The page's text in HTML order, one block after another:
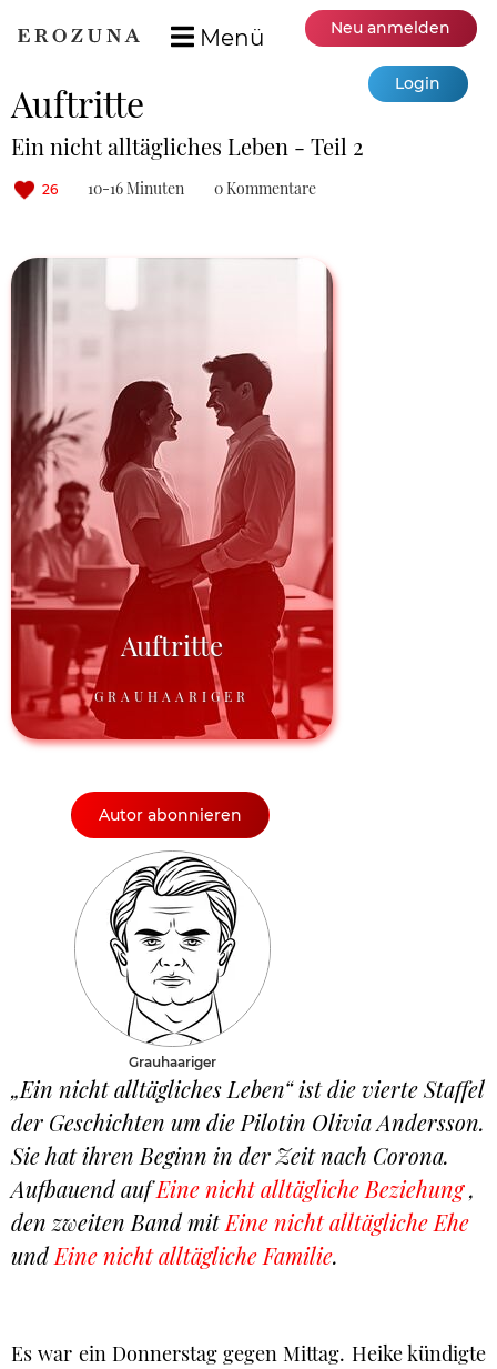
Menü Neu anmelden
Login
Auftritte
Ein nicht alltägliches Leben - Teil 2
26 10-16 Minuten 0 Kommentare
Auftritte
GRAUHAARIGER
Autor abonnieren
Grauhaariger
„Ein nicht alltägliches Leben“ ist die vierte Staffel
der Geschichten um die Pilotin Olivia Andersson.
Sie hat ihren Beginn in der Zeit nach Corona.
Aufbauend aufEine nicht alltägliche Beziehung,
den zweiten Band mitEine nicht alltägliche Ehe
undEine nicht alltägliche Familie.
Es war ein Donnerstag gegen Mittag. Heike kündigte